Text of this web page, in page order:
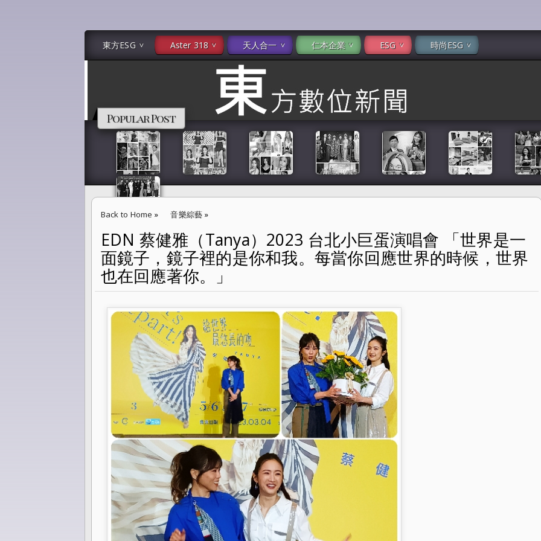
東方ESG Aster 318 天人合一 仁本企業 ESG 時尚ESG
Popular Post
Back to Home » 音樂綜藝 »
EDN 蔡健雅（Tanya）2023 台北小巨蛋演唱會 「世界是一面鏡子，鏡子裡的是你和我。每當你回應世界的
時候，世界也在回應著你。」
EDN 蔡健雅（Tanya）2023 台北小巨蛋演唱會 「世界是一
面鏡子，鏡子裡的是你和我。每當你回應世界的時候，世界
也在回應著你。」